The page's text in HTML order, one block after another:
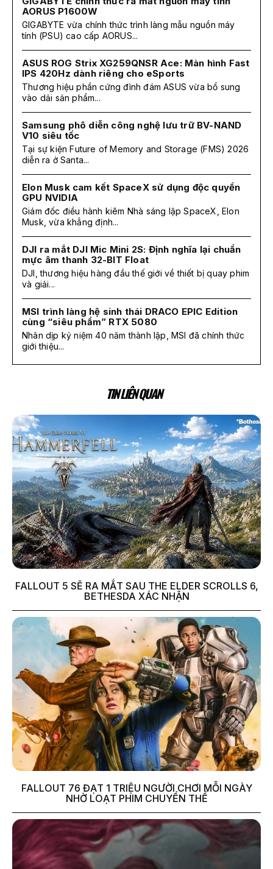
AORUS P1600W
GIGABYTE vừa chính thức trình làng mẫu nguồn máy
tính (PSU) cao cấp AORUS...
ASUS ROG Strix XG259QNSR Ace: Màn hình Fast
IPS 420Hz dành riêng cho eSports
Thương hiệu phần cứng đình đám ASUS vừa bổ sung
vào dải sản phẩm...
Samsung phô diễn công nghệ lưu trữ BV-NAND
V10 siêu tốc
Tại sự kiện Future of Memory and Storage (FMS) 2026
diễn ra ở Santa...
Elon Musk cam kết SpaceX sử dụng độc quyền
GPU NVIDIA
Giám đốc điều hành kiêm Nhà sáng lập SpaceX, Elon
Musk, vừa khẳng định...
DJI ra mắt DJI Mic Mini 2S: Định nghĩa lại chuẩn
mực âm thanh 32-BIT Float
DJI, thương hiệu hàng đầu thế giới về thiết bị quay phim
và giải...
MSI trình làng hệ sinh thái DRACO EPIC Edition
cùng “siêu phẩm” RTX 5080
Nhân dịp kỷ niệm 40 năm thành lập, MSI đã chính thức
giới thiệu...
TIN LIÊN QUAN
FALLOUT 5 SẼ RA MẮT SAU THE ELDER SCROLLS 6,
BETHESDA XÁC NHẬN
FALLOUT 76 ĐẠT 1 TRIỆU NGƯỜI CHƠI MỖI NGÀY
NHỜ LOẠT PHIM CHUYỂN THỂ